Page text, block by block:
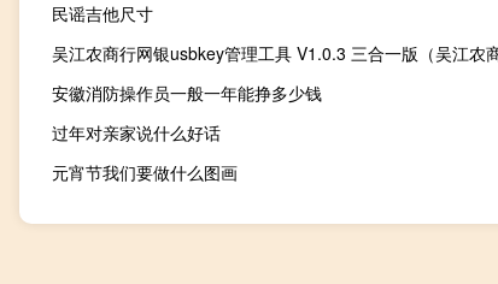
民谣吉他尺寸
安徽消防操作员一般一年能挣多少钱
过年对亲家说什么好话
元宵节我们要做什么图画